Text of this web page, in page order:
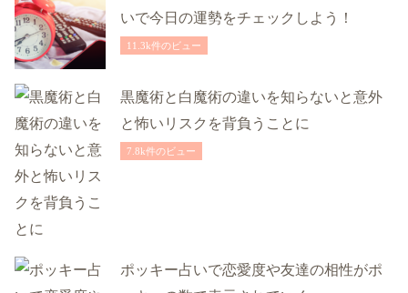
いで今日の運勢をチェックしよう！
11.3k件のビュー
黒魔術と白魔術の違いを知らないと意外
と怖いリスクを背負うことに
7.8k件のビュー
ポッキー占いで恋愛度や友達の相性がポ